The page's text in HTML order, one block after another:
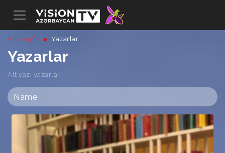
Ana sayfa Yazarlar
Yazarlar
Alt yazı yazarları